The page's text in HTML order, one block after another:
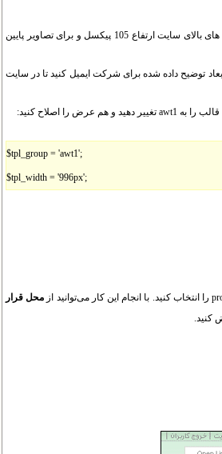
پیشنهاد می کنیم عرض همه تصاویر را به صورت 996 پیکسل تنظیم کنید. برای ارتفاع تصاویر نیز برای فایل های بالای سایت ارتفاع 105 پیکسل و برای تصاویر پایین
این 4 تصویر را به صورت نهایی و با ابعاد توضیح داده شده برای شرکت ایمیل کنید تا در سایت
$tpl_group = 'awt1';
$tpl_width = '996px';
محل قرار
کنید.